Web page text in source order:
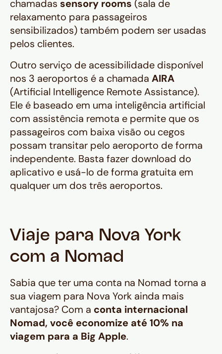
chamadas sensory rooms (sala de
relaxamento para passageiros
sensibilizados)também podem ser usadas
pelos clientes.
Outro serviço de acessibilidade disponível
nos 3 aeroportos é a chamada AIRA
(Artificial Intelligence Remote Assistance).
Ele é baseado em uma inteligência artificial
com assistência remota e permite que os
passageiros com baixa visão ou cegos
possam transitar pelo aeroporto de forma
independente. Basta fazer download do
aplicativo e usá-lo de forma gratuita em
qualquer um dos três aeroportos.
Viaje para Nova York
com a Nomad
Sabia que ter uma conta na Nomad torna a
sua viagem para Nova York ainda mais
vantajosa? Com a conta internacional
Nomad, você economize até 10% na
viagem para a Big Apple.